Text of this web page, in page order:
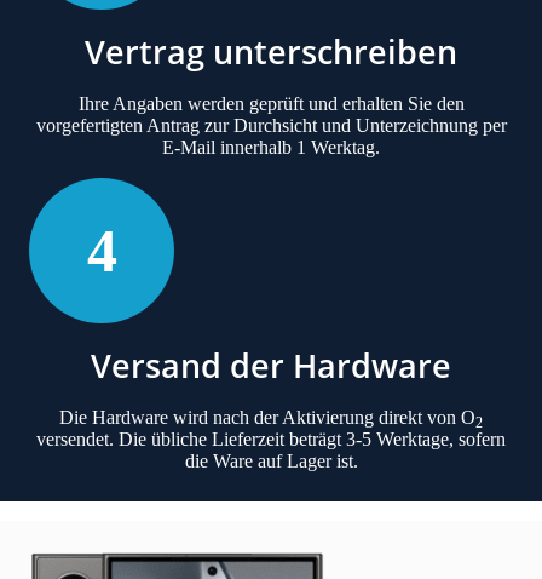
Vertrag unterschreiben
Ihre Angaben werden geprüft und erhalten Sie den
vorgefertigten Antrag zur Durchsicht und Unterzeichnung per
E-Mail innerhalb 1 Werktag.
4
Versand der Hardware
Die Hardware wird nach der Aktivierung direkt von O2
versendet. Die übliche Lieferzeit beträgt 3-5 Werktage, sofern
die Ware auf Lager ist.